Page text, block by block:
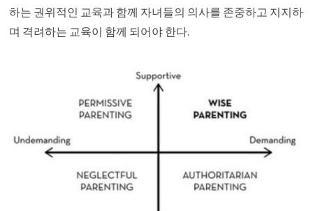
하는 권위적인 교육과 함께 자녀들의 의사를 존중하고 지지하
며 격려하는 교육이 함께 되어야 한다.